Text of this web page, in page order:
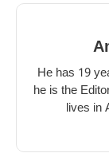
He has 19
he is the
lives in